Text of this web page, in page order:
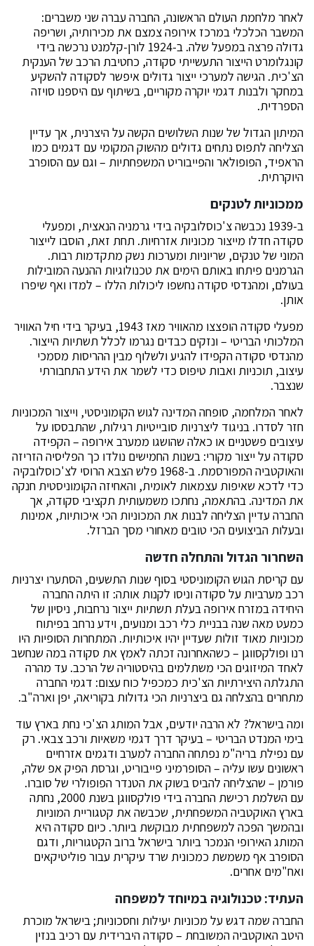
לאחר מלחמת העולם הראשונה, החברה עברה שני משברים:
המשבר הכלכלי במרכז אירופה צמצם את מכירותיה, ושריפה
גדולה פרצה במפעל שלה. ב-1924 לורן-קלמנט נרכשה בידי
קונגלומרט הייצור התעשייתי סקודה, כחטיבת הרכב של הענקית
הצ'כית. הגישה למערכי ייצור גדולים איפשר לסקודה להשקיע
במחקר ולבנות דגמי יוקרה מקוריים, בשיתוף עם היספנו סויזה
הספרדית.
המיתון הגדול של שנות השלושים הקשה על היצרנית, אך עדיין
הצליחה לתפוס נתחים גדולים מהשוק המקומי עם דגמים כמו
הראפיד, הפופולאר והפייבוריט המשפחתיות – וגם עם הסופרב
היוקרתית.
ממכוניות לטנקים
ב-1939 נכבשה צ'כוסלובקיה בידי גרמניה הנאצית, ומפעלי
סקודה חדלו מייצור מכוניות אזרחיות. תחת זאת, הוסבו לייצור
המוני של טנקים, שריוניות ומערכות נשק מתקדמות רבות.
הגרמנים פיתחו באותם הימים את טכנולוגיות ההנעה המובילות
בעולם, ומהנדסי סקודה נחשפו ליכולות הללו – למדו ואף שיפרו
אותן.
מפעלי סקודה הופצצו מהאוויר מאז 1943, בעיקר בידי חיל האוויר
המלכותי הבריטי – ונזקים כבדים נגרמו לכלל תשתיות הייצור.
מהנדסי סקודה הקפידו להגיע ולשלוף מבין ההריסות מסמכי
עיצוב, תוכניות ואבות טיפוס כדי לשמר את הידע התחבורתי
שנצבר.
לאחר המלחמה, סופחה המדינה לגוש הקומוניסטי, וייצור המכוניות
חזר לסדרו. בניגוד ליצרניות סובייטיות רגילות, שהתבססו על
עיצובים פשטניים או כאלה שהושגו ממערב אירופה – הקפידה
סקודה על ייצור מקורי: בשנות החמישים נולדו כך הפליסיה הזריזה
והאוקטביה המפורסמת. ב-1968 פלש הצבא הרוסי לצ'כוסלובקיה
כדי לדכא שאיפות עצמאות לאומית, והאחיזה הקומוניסטית חנקה
את המדינה. בהתאמה, נחתכו משמעותית תקציבי סקודה, אך
החברה עדיין הצליחה לבנות את המכוניות הכי איכותיות, אמינות
ובעלות הביצועים הכי טובים מאחורי מסך הברזל.
השחרור הגדול והתחלה חדשה
עם קריסת הגוש הקומוניסטי בסוף שנות התשעים, הסתערו יצרניות
רכב מערביות על סקודה וניסו לקנות אותה: זו היתה החברה
היחידה במזרח אירופה בעלת תשתיות ייצור נרחבות, ניסיון של
כמעט מאה שנה בבניית כלי רכב ומנועים, וידע נרחב בפיתוח
מכוניות מאוד זולות שעדיין יהיו איכותיות. המתחרות הסופיות היו
רנו ופולקסווגן – כשהאחרונה זכתה לאמץ את סקודה במה שנחשב
לאחד המיזוגים הכי משתלמים בהיסטוריה של הרכב. עד מהרה
התגלתה היצירתיות הצ'כית כמכפיל כוח עצום: דגמי החברה
מתחרים בהצלחה גם ביצרניות הכי גדולות בקוריאה, יפן וארה"ב.
ומה בישראל? לא הרבה יודעים, אבל המותג הצ'כי נחת בארץ עוד
בימי המנדט הבריטי – בעיקר דרך דגמי משאיות ורכב צבאי. רק
עם נפילת בריה"מ נפתחה החברה למערב ודגמים אזרחיים
ראשונים עשו עליה – הסופרמיני פייבוריט, וגרסת הפיק אפ שלה,
פורמן – שהצליחה להביס בשוק את הטנדר הפופולרי של סוברו.
עם השלמת רכישת החברה בידי פולקסווגן בשנת 2000, נחתה
בארץ האוקטביה המשפחתית, שכבשה את קטגוריית המוניות
ובהמשך הפכה למשפחתית מבוקשת ביותר. כיום סקודה היא
המותג האירופי הנמכר ביותר בישראל ברוב הקטגוריות, ודגם
הסופרב אף משמשת כמכונית שרד עיקרית עבור פוליטיקאים
ואח"מים אחרים.
העתיד: טכנולוגיה במיוחד למשפחה
החברה שמה דגש על מכוניות יעילות וחסכוניות; בישראל מוכרת
היטב האוקטביה המשובחת – סקודה היברידית עם רכיב בנזין